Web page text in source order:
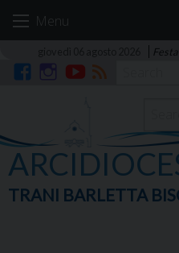
Menu
TRANI BARLETTA